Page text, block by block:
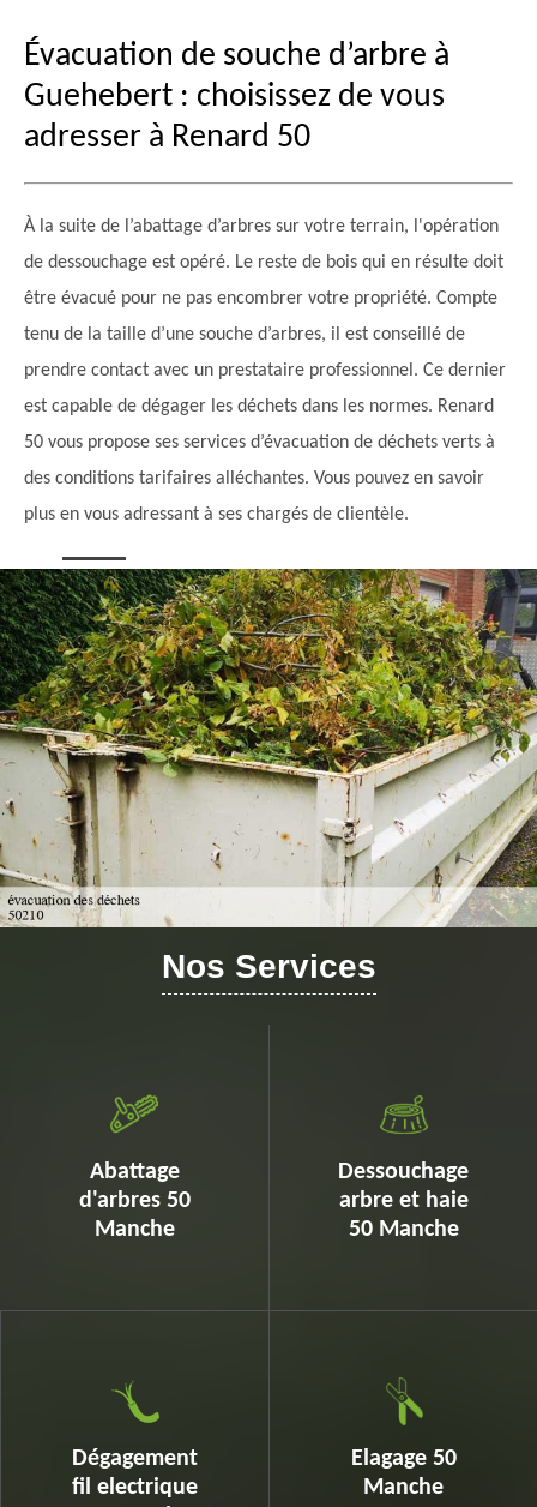
Évacuation de souche d’arbre à
Guehebert : choisissez de vous
adresser à Renard 50
À la suite de l’abattage d’arbres sur votre terrain, l'opération
de dessouchage est opéré. Le reste de bois qui en résulte doit
être évacué pour ne pas encombrer votre propriété. Compte
tenu de la taille d’une souche d’arbres, il est conseillé de
prendre contact avec un prestataire professionnel. Ce dernier
est capable de dégager les déchets dans les normes. Renard
50 vous propose ses services d’évacuation de déchets verts à
des conditions tarifaires alléchantes. Vous pouvez en savoir
plus en vous adressant à ses chargés de clientèle.
Nos Services
Abattage
d'arbres 50
Manche
Dessouchage
arbre et haie
50 Manche
Dégagement
fil electrique
Elagage 50
Manche